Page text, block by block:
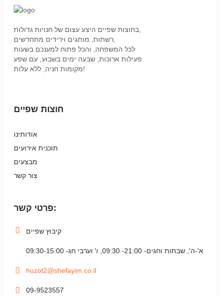
לכל המשפחה, והכל פתוח למענכם בשעות
פעילות ארוכות, שבעה ימים בשבוע, עם שפע
מקומות חניה, ללא עלות!
חוצות שפיים
אודותינו
תוכנית אירועים
מבצעים
צור קשר
פרטי קשר:
קיבוץ שפיים
א'-ה', שבתות וחגים- 21:00- 09:30, ו' וערבי חג- 09:30-15:00
huzot2@shefayim.co.il
09-9523557